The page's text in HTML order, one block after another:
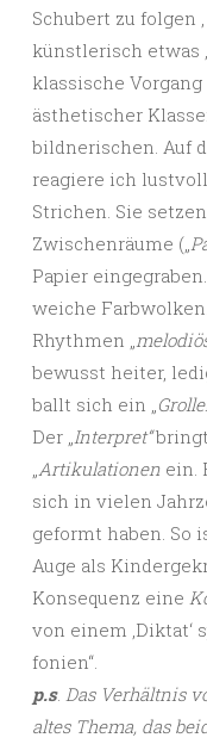
Schubert zu folgen
künstlerisch etwas
klassische
ästhetischer
bildnerischen. Auf
reagiere ich
Strichen. Sie
Zwischenräume („
Papier
weiche
Rhythmen „
bewusst heiter,
ballt sich ein „
Der „Interpret“
„Artikulationen ein.
sich in vielen
geformt haben. So
Auge als
Konsequenz eine
von einem ‚Diktat‘
fonien“.
p.s. Das Verhältnis
altes Thema, das